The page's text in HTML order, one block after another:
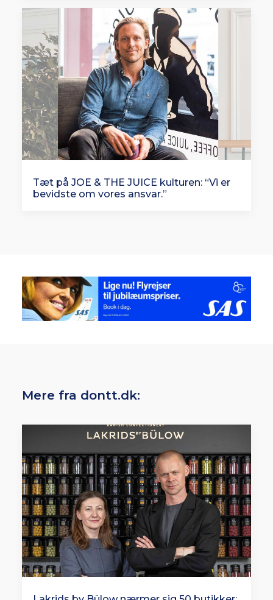
Tæt på JOE & THE JUICE kulturen: “Vi er
bevidste om vores ansvar.”
Mere fra dontt.dk: